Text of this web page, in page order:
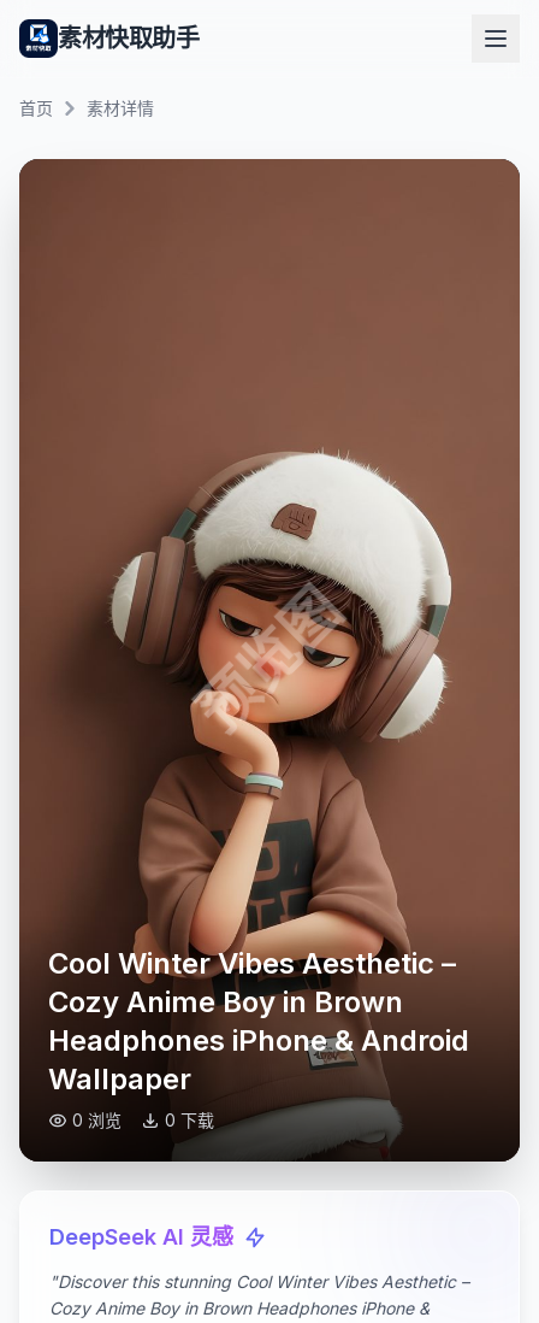
素材快取助手
首页 素材详情
预览图
Cool Winter Vibes Aesthetic –
Cozy Anime Boy in Brown
Headphones iPhone & Android
Wallpaper
0 浏览 0 下载
DeepSeek AI 灵感
"Discover this stunning Cool Winter Vibes Aesthetic –
Cozy Anime Boy in Brown Headphones iPhone &